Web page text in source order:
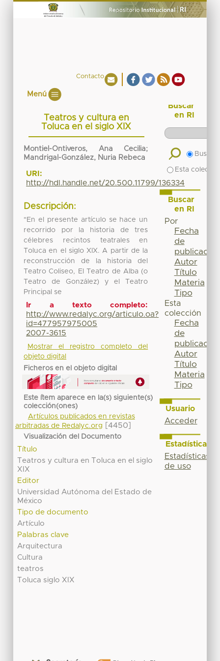
Contacto
Menú
Teatros y cultura en
Toluca en el siglo XIX
Montiel-Ontiveros, Ana Cecilia;
Mandrigal-González, Nuria Rebeca
URI:
http://hdl.handle.net/20.500.11799/136334
Descripción:
"En el presente artículo se hace un
recorrido por la historia de tres
célebres recintos teatrales en
Toluca en el siglo XIX. A partir de la
reconstrucción de la historia del
Teatro Coliseo, El Teatro de Alba (o
Teatro de González) y el Teatro
Principal se
Ir a texto completo:
http://www.redalyc.org/articulo.oa?
id=477957975005
2007-3615
Mostrar el registro completo del
objeto digital
Ficheros en el objeto digital
Este ítem aparece en la(s) siguiente(s)
colección(ones)
Artículos publicados en revistas
arbitradas de Redalyc.org
[4450]
Visualización del Documento
Título
Teatros y cultura en Toluca en el siglo
XIX
Editor
Universidad Autónoma del Estado de
México
Tipo de documento
Artículo
Palabras clave
Arquitectura
Cultura
teatros
Toluca siglo XIX
Buscar
en RI
Buscar
Esta
Buscar
en RI
Por
Fecha
de
publicación
Autor
Título
Materia
Tipo
Esta
colección
Fecha
de
publicación
Autor
Título
Materia
Tipo
Usuario
Acceder
Estadísticas
Estadísticas
de uso